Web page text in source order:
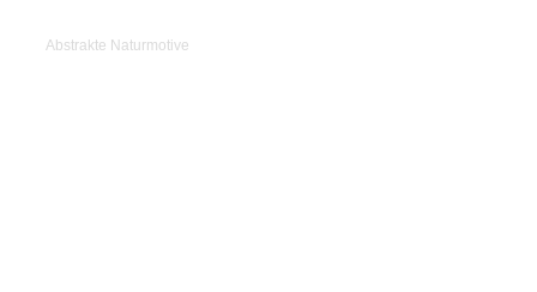
Abstrakte Naturmotive